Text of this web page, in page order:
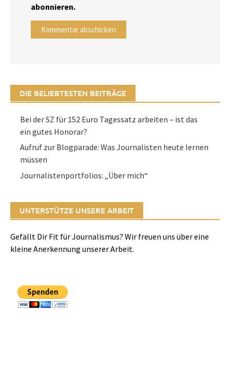
abonnieren.
DIE BELIEBTESTEN BEITRÄGE
Bei der SZ für 152 Euro Tagessatz arbeiten – ist das
ein gutes Honorar?
Aufruf zur Blogparade: Was Journalisten heute lernen
müssen
Journalistenportfolios: „Über mich“
UNTERSTÜTZE UNSERE ARBEIT
Gefällt Dir Fit für Journalismus? Wir freuen uns über eine
kleine Anerkennung unserer Arbeit.